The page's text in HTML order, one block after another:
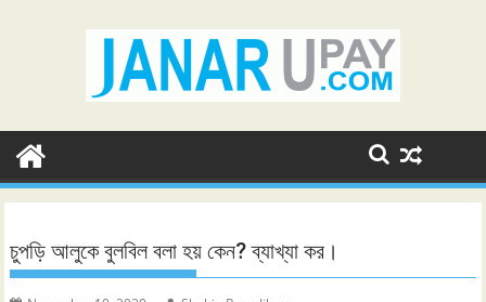
চুপড়ি আলুকে বুলবিল বলা হয় কেন? ব্যাখ্যা কর।